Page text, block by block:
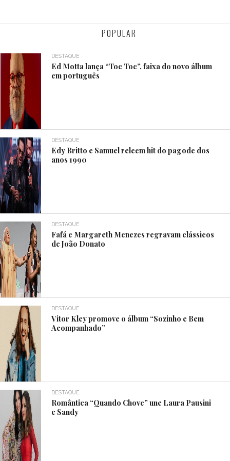
POPULAR
DESTAQUE
Ed Motta lança “Toc Toc”, faixa do novo álbum
em português
DESTAQUE
Edy Britto e Samuel releem hit do pagode dos
anos 1990
DESTAQUE
Fafá e Margareth Menezes regravam clássicos
de João Donato
DESTAQUE
Vitor Kley promove o álbum “Sozinho e Bem
Acompanhado”
DESTAQUE
Romântica “Quando Chove” une Laura Pausini
e Sandy